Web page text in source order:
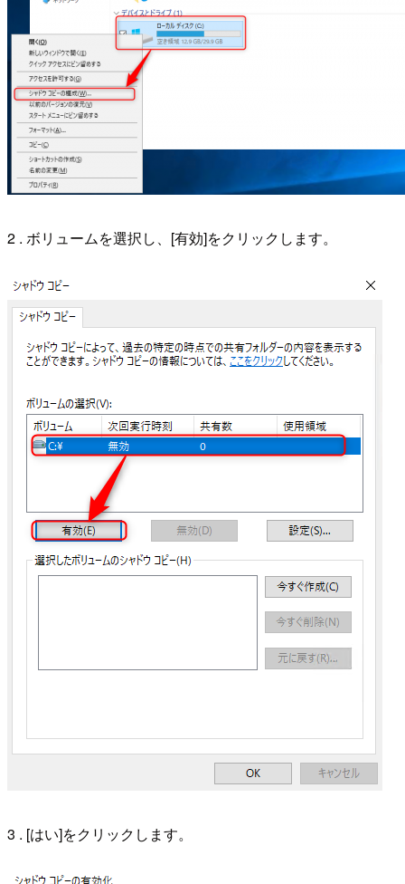
2 . ボリュームを選択し、[有効]をクリックします。
3 . [はい]をクリックします。